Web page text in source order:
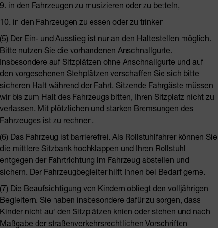
9. in den Fahrzeugen zu musizieren oder zu betteln,
10. in den Fahrzeugen zu essen oder zu trinken
(5) Der Ein- und Ausstieg ist nur an den Haltestellen möglich.
Bitte nutzen Sie die vorhandenen Anschnallgurte.
Insbesondere auf Sitzplätzen ohne Anschnallgurte und auf
den vorgesehenen Stehplätzen verschaffen Sie sich bitte
sicheren Halt während der Fahrt. Sitzende Fahrgäste müssen
wir bis zum Halt des Fahrzeugs bitten, Ihren Sitzplatz nicht zu
verlassen. Mit plötzlichen und starken Bremsungen des
Fahrzeuges ist zu rechnen.
(6) Das Fahrzeug ist barrierefrei. Als Rollstuhlfahrer können Sie
die mittlere Sitzbank hochklappen und Ihren Rollstuhl
entgegen der Fahrtrichtung im Fahrzeug abstellen und
sichern. Der Fahrzeugbegleiter hilft Ihnen bei Bedarf gerne.
(7) Die Beaufsichtigung von Kindern obliegt den volljährigen
Begleitern. Sie haben insbesondere dafür zu sorgen, dass
Kinder nicht auf den Sitzplätzen knien oder stehen und nach
Maßgabe der straßenverkehrsrechtlichen Vorschriften